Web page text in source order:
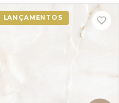
LANÇAMENTOS